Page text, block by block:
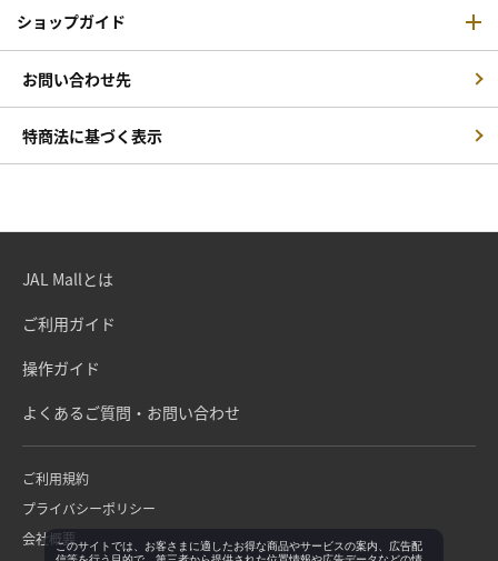
ショップガイド
お問い合わせ先
特商法に基づく表示
JAL Mallとは
ご利用ガイド
操作ガイド
よくあるご質問・お問い合わせ
ご利用規約
プライバシーポリシー
会社概要このサイトでは、お客さまに適したお得な商品やサービスの案内、広告配